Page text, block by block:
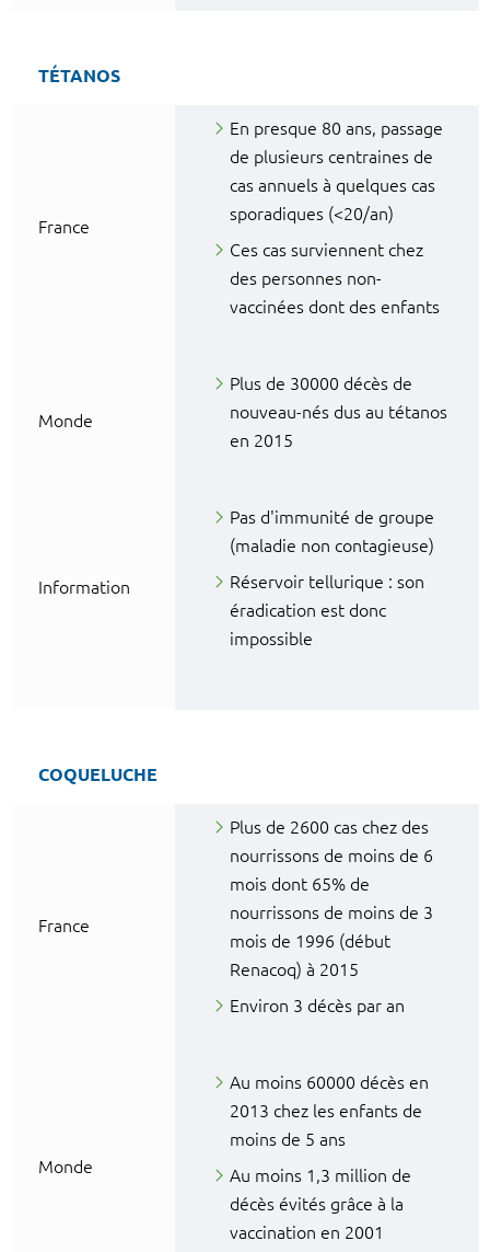
TÉTANOS
France
En presque 80 ans, passage
de plusieurs centraines de
cas annuels à quelques cas
sporadiques (<20/an)
Ces cas surviennent chez
des personnes non-
vaccinées dont des enfants
Monde
Plus de 30000 décès de
nouveau-nés dus au tétanos
en 2015
Information
Pas d'immunité de groupe
(maladie non contagieuse)
Réservoir tellurique : son
éradication est donc
impossible
COQUELUCHE
France
Plus de 2600 cas chez des
nourrissons de moins de 6
mois dont 65% de
nourrissons de moins de 3
mois de 1996 (début
Renacoq) à 2015
Environ 3 décès par an
Monde
Au moins 60000 décès en
2013 chez les enfants de
moins de 5 ans
Au moins 1,3 million de
décès évités grâce à la
vaccination en 2001